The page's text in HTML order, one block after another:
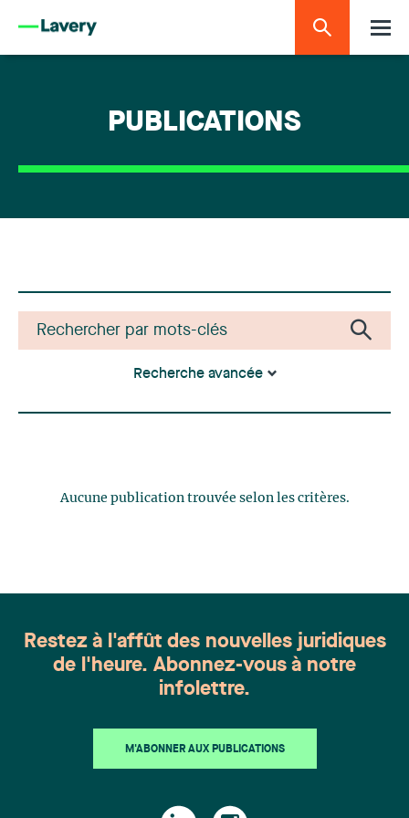
PUBLICATIONS
Recherche avancée
Aucune publication trouvée selon les critères.
Restez à l'affût des nouvelles juridiques
de l'heure. Abonnez-vous à notre
infolettre.
M'ABONNER AUX PUBLICATIONS